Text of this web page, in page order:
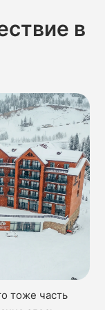
в
тоже часть